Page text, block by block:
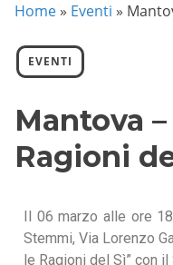
Home » Eventi »
EVENTI
Mantova
Ragioni
Il 06 marzo alle ore
Stemmi, Via Lorenzo
le Ragioni del Sì” con il